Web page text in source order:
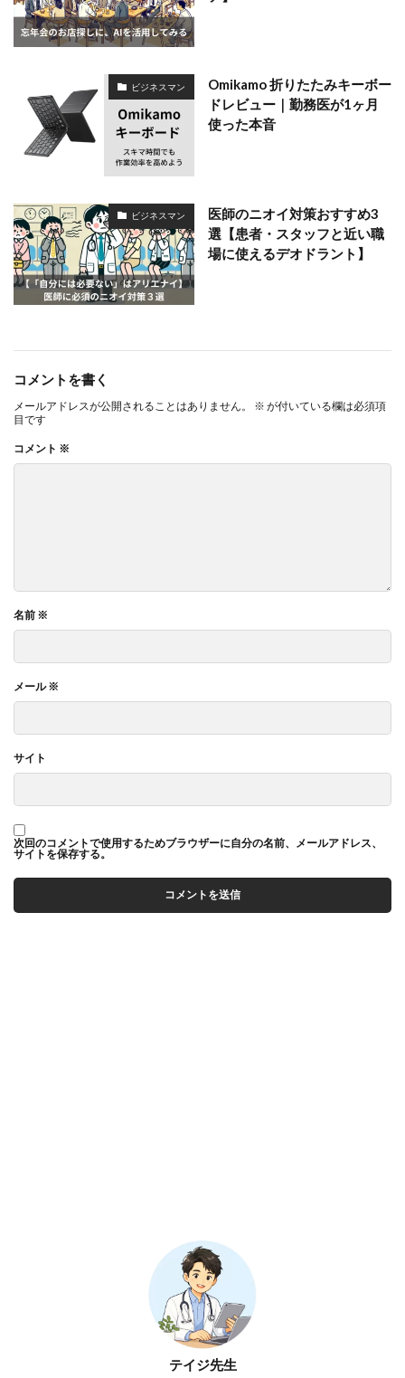
ビジネスマン
Omikamo 折りたたみキーボー
ドレビュー｜勤務医が1ヶ月
使った本音
ビジネスマン
医師のニオイ対策おすすめ3
選【患者・スタッフと近い職
場に使えるデオドラント】
コメントを書く
メールアドレスが公開されることはありません。 ※ が付いている欄は必須項
目です
コメント ※
名前 ※
メール※
サイト
次回のコメントで使用するためブラウザーに自分の名前、メールアドレス、
サイトを保存する。
テイジ先生